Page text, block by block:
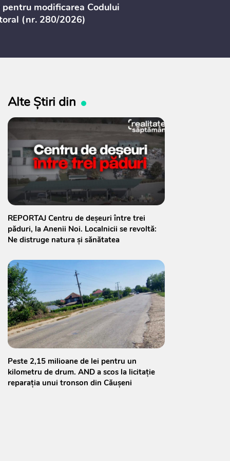
pentru modificarea Codului
(nr. 280/2026)
Alte Știri din
REPORTAJ Centru de deșeuri între trei
păduri, la Anenii Noi. Localnicii se revoltă:
Ne distruge natura și sănătatea
Peste 2,15 milioane de lei pentru un
kilometru de drum. AND a scos la licitație
reparația unui tronson din Căușeni